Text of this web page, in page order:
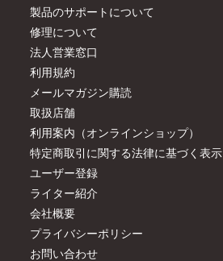
製品のサポートについて
修理について
法人営業窓口
利用規約
メールマガジン購読
取扱店舗
利用案内（オンラインショップ）
特定商取引に関する法律に基づく表示
ユーザー登録
ライター紹介
会社概要
プライバシーポリシー
お問い合わせ